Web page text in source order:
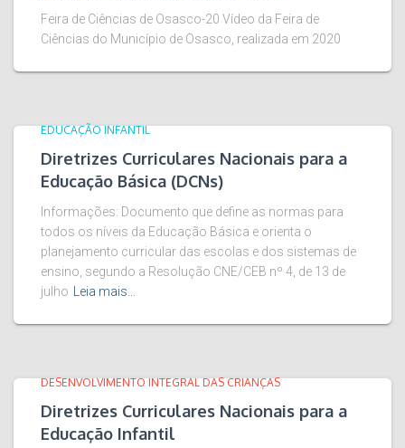
Feira de Ciências de Osasco-20 Vídeo da Feira de
Ciências do Município de Osasco, realizada em 2020
EDUCAÇÃO INFANTIL
Diretrizes Curriculares Nacionais para a
Educação Básica (DCNs)
Informações: Documento que define as normas para
todos os níveis da Educação Básica e orienta o
planejamento curricular das escolas e dos sistemas de
ensino, segundo a Resolução CNE/CEB nº 4, de 13 de
julho
Leia mais…
DESENVOLVIMENTO INTEGRAL DAS CRIANÇAS
Diretrizes Curriculares Nacionais para a
Educação Infantil